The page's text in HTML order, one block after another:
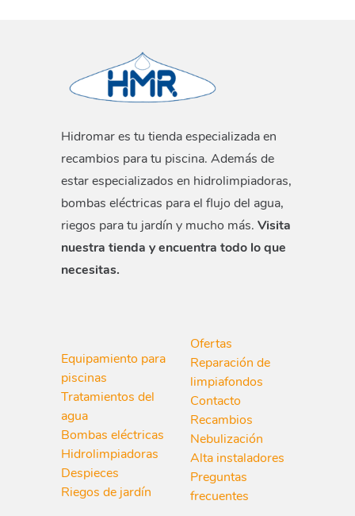
Hidromar es tu tienda especializada en
recambios para tu piscina. Además de
estar especializados en hidrolimpiadoras,
bombas eléctricas para el flujo del agua,
riegos para tu jardín y mucho más. Visita
nuestra tienda y encuentra todo lo que
necesitas.
Equipamiento para
piscinas
Tratamientos del
agua
Bombas eléctricas
Hidrolimpiadoras
Despieces
Riegos de jardín
Ofertas
Reparación de
limpiafondos
Contacto
Recambios
Nebulización
Alta instaladores
Preguntas
frecuentes